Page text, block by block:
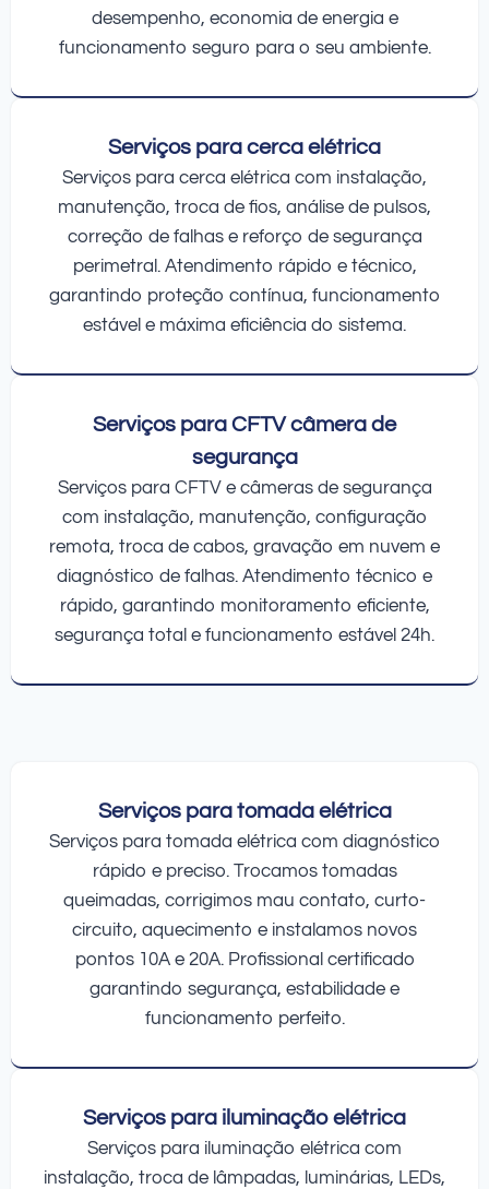
desempenho, economia de energia e
funcionamento seguro para o seu ambiente.
Serviços para cerca elétrica
Serviços para cerca elétrica com instalação,
manutenção, troca de fios, análise de pulsos,
correção de falhas e reforço de segurança
perimetral. Atendimento rápido e técnico,
garantindo proteção contínua, funcionamento
estável e máxima eficiência do sistema.
Serviços para CFTV câmera de
segurança
Serviços para CFTV e câmeras de segurança
com instalação, manutenção, configuração
remota, troca de cabos, gravação em nuvem e
diagnóstico de falhas. Atendimento técnico e
rápido, garantindo monitoramento eficiente,
segurança total e funcionamento estável 24h.
Serviços para tomada elétrica
Serviços para tomada elétrica com diagnóstico
rápido e preciso. Trocamos tomadas
queimadas, corrigimos mau contato, curto-
circuito, aquecimento e instalamos novos
pontos 10A e 20A. Profissional certificado
garantindo segurança, estabilidade e
funcionamento perfeito.
Serviços para iluminação elétrica
Serviços para iluminação elétrica com
instalação, troca de lâmpadas, luminárias, LEDs,